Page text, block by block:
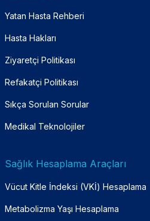
Yatan Hasta Rehberi
Hasta Hakları
Ziyaretçi Politikası
Refakatçi Politikası
Sıkça Sorulan Sorular
Medikal Teknolojiler
Sağlık Hesaplama Araçları
Vücut Kitle İndeksi (VKİ) Hesaplama
Metabolizma Yaşı Hesaplama